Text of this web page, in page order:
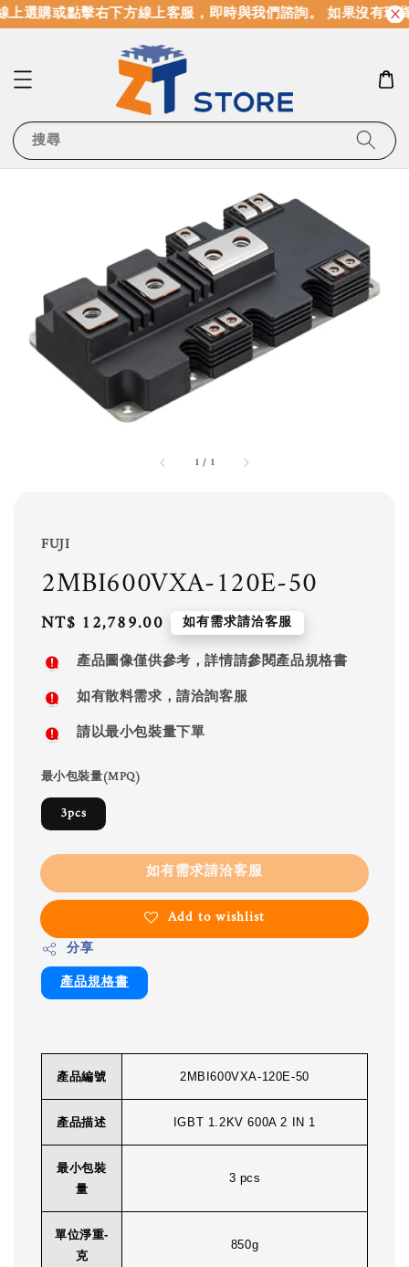
選購或點擊右下方線上客服，即時與我們諮詢。 如果沒有現
搜尋
1 / 1
FUJI
2MBI600VXA-120E-50
Regular
price
NT$ 12,789.00 如有需求請洽客服
產品圖像僅供參考，詳情請參閱產品規格書
如有散料需求，請洽詢客服
請以最小包裝量下單
最小包裝量(MPQ)
3pcs
如有需求請洽客服
Add to wishlist
分享
產品規格書
產品編號 2MBI600VXA-120E-50
產品描述 IGBT 1.2KV 600A 2 IN 1
最小包裝
量
3 pcs
單位淨重-
克
850g